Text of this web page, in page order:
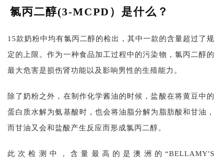
氯丙二醇(3-MCPD）是什么？
15款奶粉中均有氯丙二醇的检出，其中一款的含量超过了规
定的上限。作为一种食品加工过程中的污染物，氯丙二醇的
最大危害是损伤肾功能以及影响男性的生殖能力。
除了奶粉之外，在制作化学酱油的时候，盐酸在将黄豆中的
蛋白质水解为氨基酸时，也会将油脂分解为脂肪酸和甘油，
而甘油又会和盐酸产生反应而形成氯丙二醇。
此次检测中，含量最高的是澳洲的“BELLAMY'S